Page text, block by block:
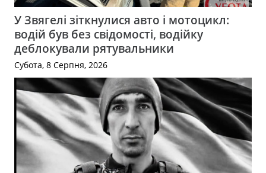
У Звягелі зіткнулися авто і мотоцикл:
водій був без свідомості, водійку
деблокували рятувальники
Субота, 8 Серпня, 2026